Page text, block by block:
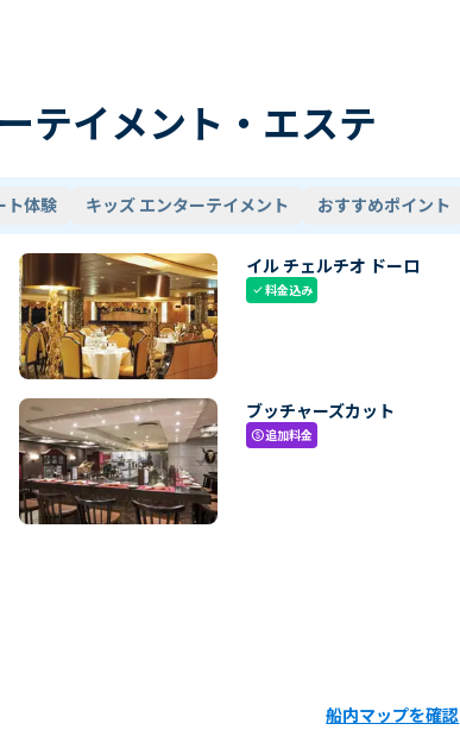
テイメント・エステ
ト体験 キッズ エンターテイメント おすすめポイント
イル チェルチオ ドーロ
check料金込み
ブッチャーズカット
paid追加料金
船内マップを確認